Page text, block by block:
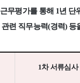
무평가를 통해 1년 단
련 직무능력(경력) 등
1차 서류심사